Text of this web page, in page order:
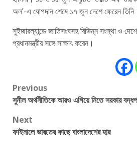
অল’-এ যোগদান শেষে ১৭ জুন দেশে ফেরেন তিনি।
সুইজারল্যান্ডে জাতিসংঘসহ বিভিন্ন সংস্থা ও
প্রধানমন্ত্রীর সঙ্গে সাক্ষাৎ করেন।
Post
navigation
Previous
সুনীল অর্থনীতিকে আরও এগিয়ে নিতে সরকার
Next
ফাইনালে ভারতের কাছে বাংলাদেশের হার